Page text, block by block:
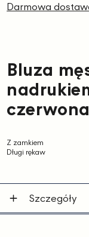
Bluza
czerwona
Z zamkiem
Długi rękaw
Darmowa
Szczegóły